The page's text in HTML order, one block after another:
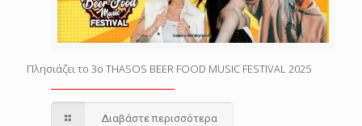
Πλησιάζει το 3o THASOS BEER FOOD MUSIC FESTIVAL 2025
Διαβάστε περισσότερα